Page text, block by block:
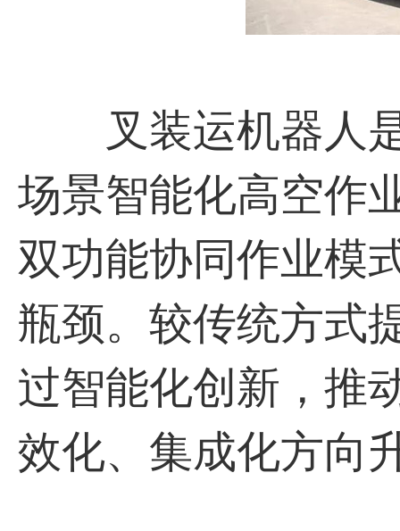
叉装运机器人是
场景智能化高空作
双功能协同作业模
瓶颈。较传统方式
过智能化创新，推
效化、集成化方向